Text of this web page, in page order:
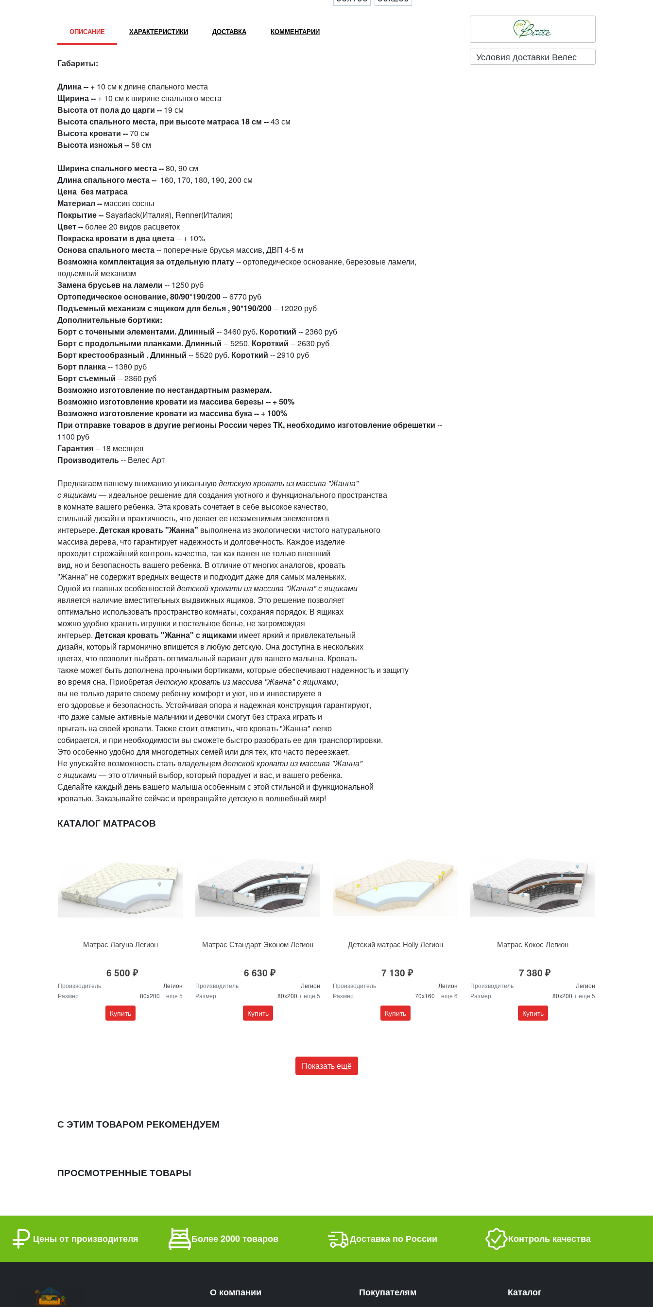
ОПИСАНИЕ ХАРАКТЕРИСТИКИ ДОСТАВКА КОММЕНТАРИИ
Габариты:
Длина -- + 10 см к длине спального места
Щирина -- + 10 см к ширине спального места
Высота от пола до царги -- 19 см
Высота спального места, при высоте матраса 18 см --43 см
Высота кровати --70 см
Высота изножья --58 см
Ширина спального места --80, 90 см
Длина спального места -- 160, 170, 180, 190, 200 см
Цена без матраса
Материал -- массив сосны
Покрытие --Sayarlack(Италия), Renner(Италия)
Цвет -- более 20 видов расцветок
Покраска кровати в два цвета-- + 10%
Основа спального места-- поперечные брусья массив, ДВП 4-5 м
Возможна комплектация за отдельную плату-- ортопедическое основание, березовые ламели,
подьемный механизм
Замена брусьев на ламели -- 1250 руб
Ортопедическое основание, 80/90*190/200-- 6770 руб
Подъемный механизм с ящиком для белья , 90*190/200-- 12020 руб
Дополнительные бортики:
Борт с точеными элементами. Длинный -- 3460 руб. Короткий -- 2360 руб
Борт с продольными планками.Длинный -- 5250. Короткий -- 2630 руб
Борт крестообразный .Длинный -- 5520 руб. Короткий -- 2910 руб
Борт планка-- 1380 руб
Борт съемный -- 2360 руб
Возможно изготовление по нестандартным размерам.
Возможно изготовление кровати из массива березы -- + 50%
Возможно изготовление кровати из массива бука -- + 100%
При отправке товаров в другие регионы России через ТК, необходимо изготовление обрешетки --
1100 руб
Гарантия-- 18 месяцев
Производитель-- Велес Арт
Предлагаем вашему вниманию уникальнуюдетскую кровать из массива "Жанна"
с ящиками— идеальное решение для создания уютного и функционального пространства
в комнате вашего ребенка. Эта кровать сочетает в себе высокое качество,
стильный дизайн и практичность, что делает ее незаменимым элементом в
интерьере. Детская кровать "Жанна" выполнена из экологически чистого натурального
массива дерева, что гарантирует надежность и долговечность. Каждое изделие
проходит строжайший контроль качества, так как важен не только внешний
вид, но и безопасность вашего ребенка. В отличие от многих аналогов, кровать
"Жанна" не содержит вредных веществ и подходит даже для самых маленьких.
Одной из главных особенностей детской кровати из массива "Жанна" с ящиками
является наличие вместительных выдвижных ящиков. Это решение позволяет
оптимально использовать пространство комнаты, сохраняя порядок. В ящиках
можно удобно хранить игрушки и постельное белье, не загромождая
интерьер. Детская кровать "Жанна" с ящиками имеет яркий и привлекательный
дизайн, который гармонично впишется в любую детскую. Она доступна в нескольких
цветах, что позволит выбрать оптимальный вариант для вашего малыша. Кровать
также может быть дополнена прочными бортиками, которые обеспечивают надежность и защиту
во время сна. Приобретая детскую кровать из массива "Жанна" с ящиками,
вы не только дарите своему ребенку комфорт и уют, но и инвестируете в
его здоровье и безопасность. Устойчивая опора и надежная конструкция гарантируют,
что даже самые активные мальчики и девочки смогут без страха играть и
прыгать на своей кровати. Также стоит отметить, что кровать "Жанна" легко
собирается, и при необходимости вы сможете быстро разобрать ее для транспортировки.
Это особенно удобно для многодетных семей или для тех, кто часто переезжает.
Не упускайте возможность стать владельцем детской кровати из массива "Жанна"
с ящиками— это отличный выбор, который порадует и вас, и вашего ребенка.
Сделайте каждый день вашего малыша особенным с этой стильной и функциональной
кроватью. Заказывайте сейчас и превращайте детскую в волшебный мир!
Условия доставки Велес
КАТАЛОГ МАТРАСОВ
Матрас Лагуна Легион
6 500 ₽
Производитель
Легион
Размер
80x200 + ещё 5
Купить
Матрас Стандарт Эконом Легион
6 630 ₽
Производитель
Легион
Размер
80x200 + ещё 5
Купить
Детский матрас Holly Легион
7 130 ₽
Производитель
Легион
Размер
70x160 + ещё 6
Купить
Матрас Кокос Легион
7 380 ₽
Производитель
Легион
Размер
80x200 + ещё 5
Купить
Показать ещё
С ЭТИМ ТОВАРОМ РЕКОМЕНДУЕМ
ПРОСМОТРЕННЫЕ ТОВАРЫ
Цены от производителя Более 2000 товаров Доставка по России Контроль качества
О компании Покупателям Каталог